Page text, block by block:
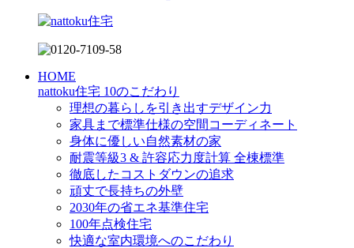
HOME
nattoku住宅 10のこだわり
理想の暮らしを引き出すデザイン力
家具まで標準仕様の空間コーディネート
身体に優しい自然素材の家
耐震等級3 & 許容応力度計算 全棟標準
徹底したコストダウンの追求
頑丈で長持ちの外壁
2030年の省エネ基準住宅
100年点検住宅
快適な室内環境へのこだわり